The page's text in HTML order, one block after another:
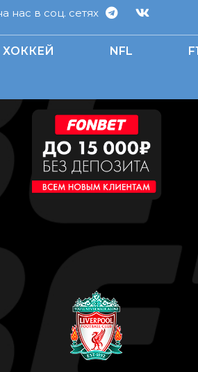
нас в соц. сетях
ХОККЕЙ NFL F1